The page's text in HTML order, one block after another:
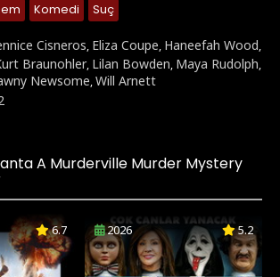
Komedi Suç
Cisneros, Eliza Coupe, Haneefah Wood,
Braunohler, Lilan Bowden, Maya Rudolph,
Newsome,Will Arnett
A Murderville Murder Mystery
6.7 2026 5.2